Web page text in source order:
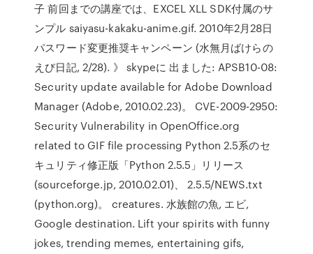
子 前回までの講座では、EXCEL XLL SDK付属のサ
ンプル saiyasu-kakaku-anime.gif. 2010年2月28日
パスワード変更推奨キャンペーン (水無月ばけらの
えび日記, 2/28). 》 skypeに 出ました: APSB10-08:
Security update available for Adobe Download
Manager (Adobe, 2010.02.23)。 CVE-2009-2950:
Security Vulnerability in OpenOffice.org
related to GIF file processing Python 2.5系のセ
キュリティ修正版「Python 2.5.5」リリース
(sourceforge.jp, 2010.02.01)、 2.5.5/NEWS.txt
(python.org)。 creatures. 水族館の魚, エビ,
Google destination. Lift your spirits with funny
jokes, trending memes, entertaining gifs,